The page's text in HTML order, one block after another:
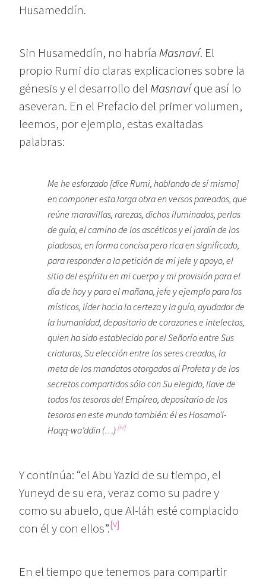
Husameddín.
Sin Husameddín, no habría Masnaví. El
propio Rumi dio claras explicaciones sobre la
génesis y el desarrollo del Masnavíque así lo
aseveran. En el Prefacio del primer volumen,
leemos, por ejemplo, estas exaltadas
palabras:
Me he esforzado [dice Rumi, hablando de sí mismo]
en componer esta larga obra en versos pareados, que
reúne maravillas, rarezas, dichos iluminados, perlas
de guía, el camino de los ascéticos y el jardín de los
piadosos, en forma concisa pero rica en significado,
para responder a la petición de mi jefe y apoyo, el
sitio del espíritu en mi cuerpo y mi provisión para el
día de hoy y para el mañana, jefe y ejemplo para los
místicos, líder hacia la certeza y la guía, ayudador de
la humanidad, depositario de corazones e intelectos,
quien ha sido establecido por el Señorío entre Sus
criaturas, Su elección entre los seres creados, la
meta de los mandatos otorgados al Profeta y de los
secretos compartidos sólo con Su elegido, llave de
todos los tesoros del Empíreo, depositario de los
tesoros en este mundo también: él es Hosamo’l-
Haqq-wa’ddin (…)[iv]
Y continúa: “el Abu Yazid de su tiempo, el
Yuneyd de su era, veraz como su padre y
como su abuelo, que Al-láh esté complacido
con él y con ellos”.[v]
En el tiempo que tenemos para compartir